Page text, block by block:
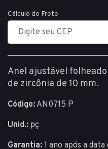
Cálculo do Frete
Anel ajustável
de zircônia de 10 mm.
Código: AN0715 P
Unid.: pç
Garantia: 1 ano após a